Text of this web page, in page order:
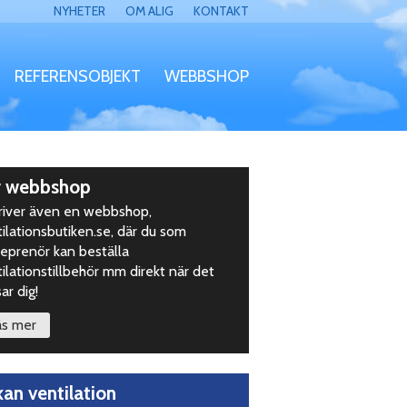
REFERENSOBJEKT WEBBSHOP
NYHETER OM ALIG KONTAKT
webbshop
även en webbshop,
där du som
kan beställa
mm direkt när det
dig!
mer
ventilation